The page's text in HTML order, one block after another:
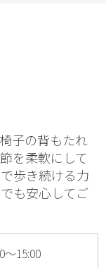
子の背もたれ
を柔軟にして
歩き続ける力
も安心してご
15:00